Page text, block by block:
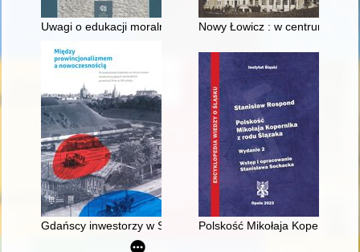
Uwagi o edukacji moralnej synów szlacheckich w XVI-
Nowy Łowicz : w centrum
Gdańscy inwestorzy w Sopocie : prestiż finansowy i
Polskość Mikołaja Kopernika z